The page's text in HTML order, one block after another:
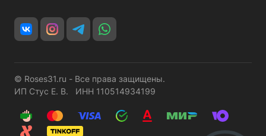
© Roses31.ru - Все права защищены.
ИП Стус Е. В. ИНН 110514934199